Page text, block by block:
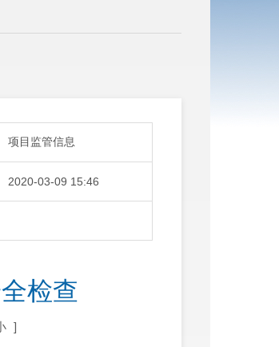
项目监管信息
2020-03-09 15:46
检查
]